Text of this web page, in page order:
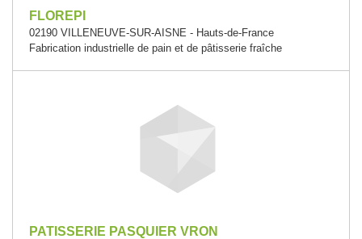
FLOREPI
02190 VILLENEUVE-SUR-AISNE - Hauts-de-France
Fabrication industrielle de pain et de pâtisserie fraîche
PATISSERIE PASQUIER VRON